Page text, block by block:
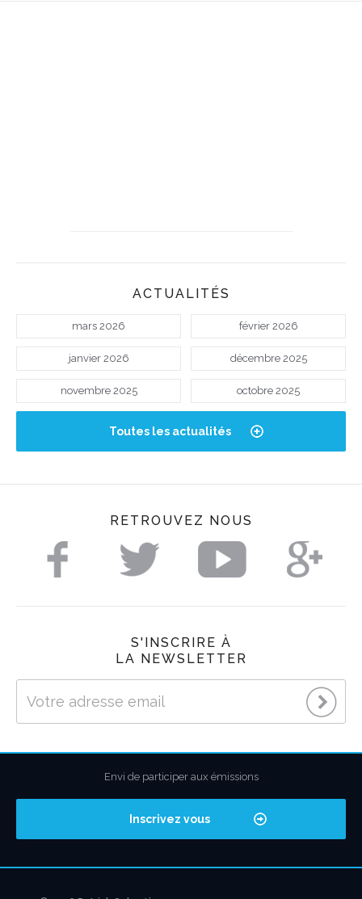
ACTUALITÉS
mars 2026 février 2026
janvier 2026 décembre 2025
novembre 2025 octobre 2025
Toutes les actualités
RETROUVEZ NOUS
S'INSCRIRE À
LA NEWSLETTER
Envi de participer aux émissions
Inscrivez vous